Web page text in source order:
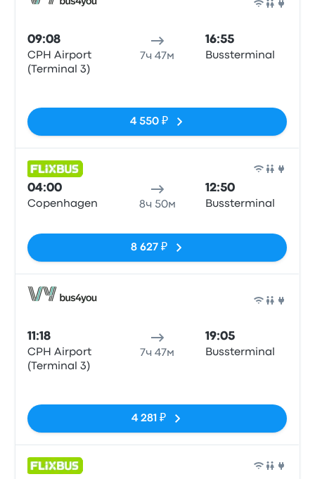
09:08
CPH Airport
(Terminal 3)
7ч 47м
16:55
Bussterminal
4 550 ₽
04:00
Copenhagen 8ч 50м
12:50
Bussterminal
8 627 ₽
11:18
CPH Airport
(Terminal 3)
7ч 47м
19:05
Bussterminal
4 281 ₽